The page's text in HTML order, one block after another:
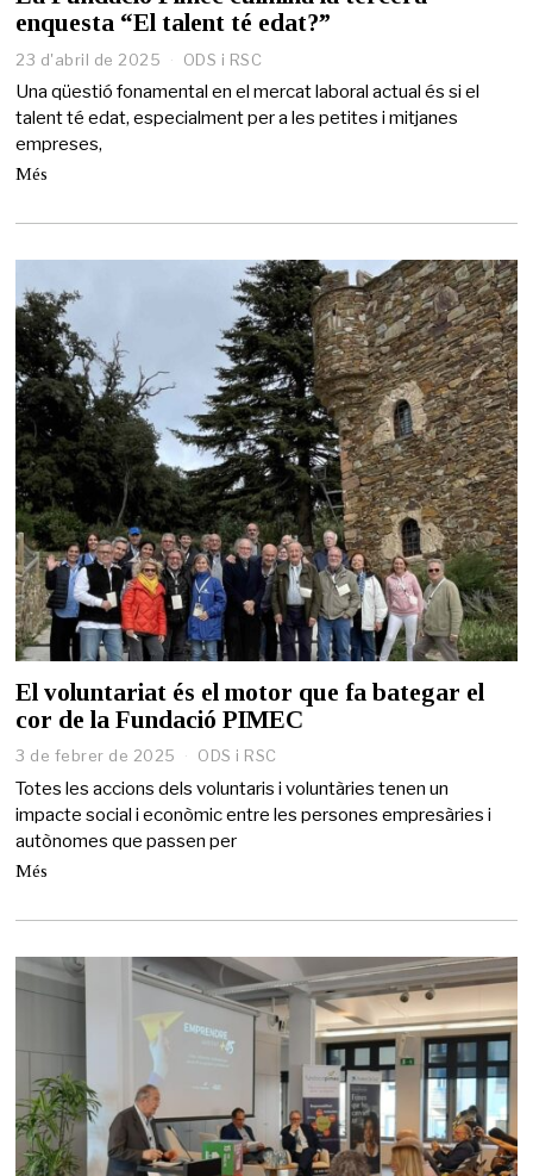
enquesta “El talent té edat?”
23 d'abril de 2025
d
'
l
ODS i RSC
Una qüestió fonamental en el mercat laboral actual és si el
talent té edat, especialment per a les petites i mitjanes
empreses,
Més
El voluntariat és el motor que fa bategar el
cor de la Fundació PIMEC
3 de febrer de 2025 ODS i RSC
Totes les accions dels voluntaris i voluntàries tenen un
impacte social i econòmic entre les persones empresàries i
autònomes que passen per
Més